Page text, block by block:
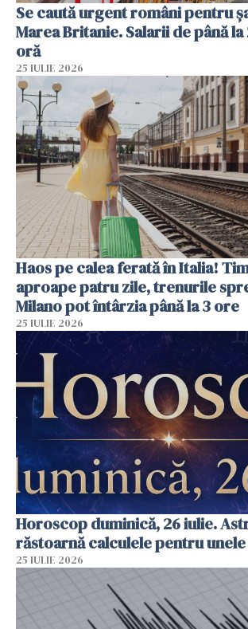
Se caută urgent români pentru
Marea Britanie. Salarii de până
oră
25 IULIE 2026
Haos pe calea ferată în Italia!
aproape patru zile, trenurile
Milano pot întârzia până la 3 ore
25 IULIE 2026
Horoscop duminică, 26 iulie.
răstoarnă calculele pentru
25 IULIE 2026